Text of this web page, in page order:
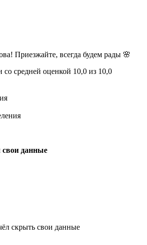
Приезжайте, всегда будем рады 🌸
средней оценкой 10,0 из 10,0
свои данные
скрыть свои данные